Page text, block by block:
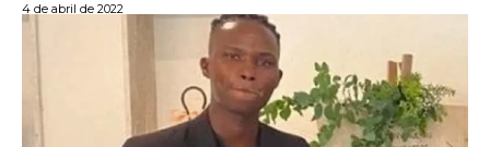
4 de abril de 2022